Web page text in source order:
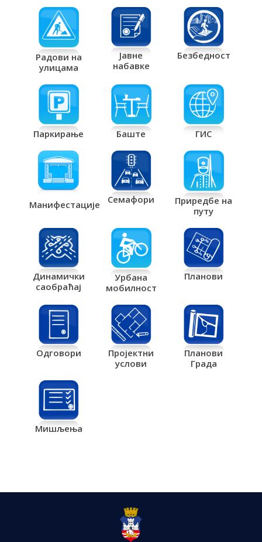
Радови на
улицама
Јавне
набавке
Безбедност
Паркирање Баште ГИС
Манифестације Семафори
Приредбе на
путу
Динамички
саобраћај
Урбана
мобилност
Планови
Одговори
Пројектни
услови
Планови
Града
Мишљења